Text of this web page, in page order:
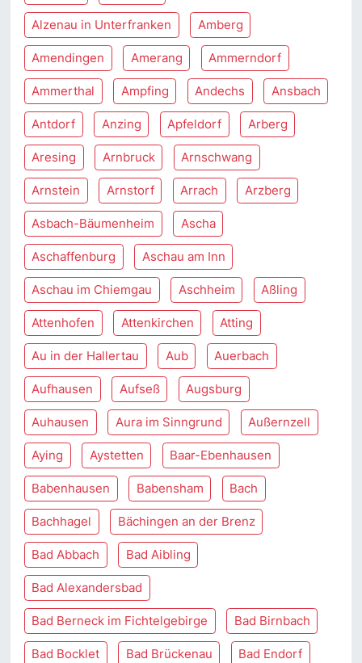
Alzenau in Unterfranken Amberg
Amendingen Amerang Ammerndorf
Ammerthal Ampfing Andechs Ansbach
Antdorf Anzing Apfeldorf Arberg
Aresing Arnbruck Arnschwang
Arnstein Arnstorf Arrach Arzberg
Asbach-Bäumenheim Ascha
Aschaffenburg Aschau am Inn
Aschau im Chiemgau Aschheim Aßling
Attenhofen Attenkirchen Atting
Au in der Hallertau Aub Auerbach
Aufhausen Aufseß Augsburg
Auhausen Aura im Sinngrund Außernzell
Aying Aystetten Baar-Ebenhausen
Babenhausen Babensham Bach
Bachhagel Bächingen an der Brenz
Bad Abbach Bad Aibling
Bad Alexandersbad
Bad Berneck im Fichtelgebirge Bad Birnbach
Bad Bocklet Bad Brückenau Bad Endorf